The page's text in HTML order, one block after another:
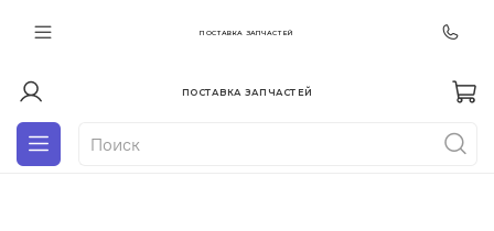
ПОСТАВКА ЗАПЧАСТЕЙ
ПОСТАВКА ЗАПЧАСТЕЙ